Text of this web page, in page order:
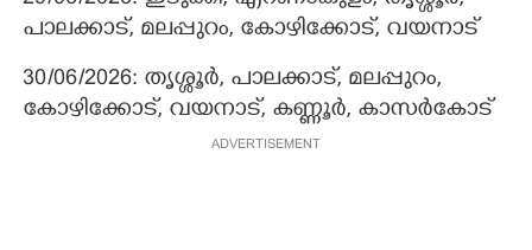
പാലക്കാട്, മലപ്പുറം, കോഴിക്കോട്, വയനാട്
30/06/2026: തൃശ്ശൂർ, പാലക്കാട്, മലപ്പുറം,
കോഴിക്കോട്, വയനാട്, കണ്ണൂർ, കാസർകോട്
ADVERTISEMENT